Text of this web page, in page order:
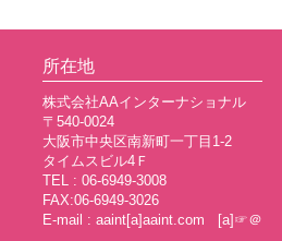
所在地
株式会社AAインターナショナル
〒540-0024
大阪市中央区南新町一丁目1-2
タイムスビル4Ｆ
TEL : 06-6949-3008
FAX:06-6949-3026
E-mail : aaint[a]aaint.com [a]☞＠